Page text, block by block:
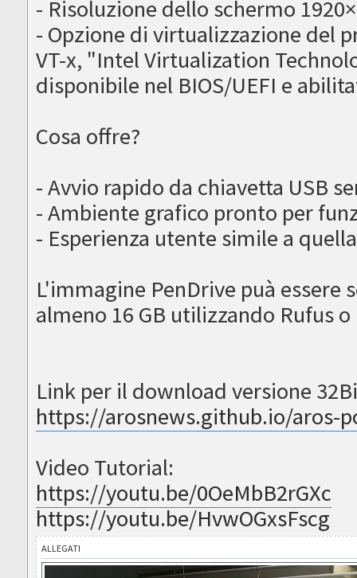
- Risoluzione dello schermo
- Opzione di virtualizzazione del
VT-x, "Intel Virtualization
disponibile nel BIOS/UEFI e
Cosa offre?
- Avvio rapido da chiavetta USB
- Ambiente grafico pronto per
- Esperienza utente simile a
L'immagine PenDrive puà essere
almeno 16 GB utilizzando Rufus
Link per il download versione
https://arosnews.github.io/aros-
Video Tutorial:
https://youtu.be/0OeMbB2rGXc
https://youtu.be/HvwOGxsFscg
ALLEGATI